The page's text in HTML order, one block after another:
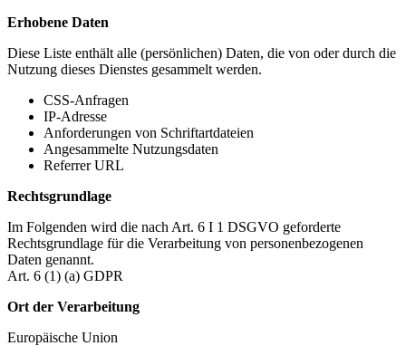
Erhobene Daten
Diese Liste enthält alle (persönlichen) Daten, die von oder durch die
Nutzung dieses Dienstes gesammelt werden.
CSS-Anfragen
IP-Adresse
Anforderungen von Schriftartdateien
Angesammelte Nutzungsdaten
Referrer URL
Rechtsgrundlage
Im Folgenden wird die nach Art. 6 I 1 DSGVO geforderte
Rechtsgrundlage für die Verarbeitung von personenbezogenen
Daten genannt.
Art. 6 (1) (a) GDPR
Ort der Verarbeitung
Europäische Union